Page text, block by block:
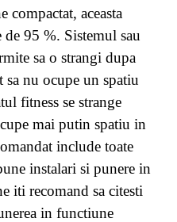
compactat, aceasta
95 %. Sistemul sau
sa o strangi dupa
sa nu ocupe un spatiu
fitness se strange
mai putin spatiu in
include toate
instalari si punere in
iti recomand sa citesti
in functiune